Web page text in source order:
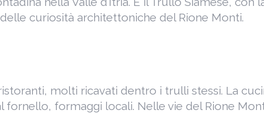
curiosità architettoniche del Rione Monti.
molti ricavati dentro i trulli stessi. La
fornello, formaggi locali. Nelle vie del Rione